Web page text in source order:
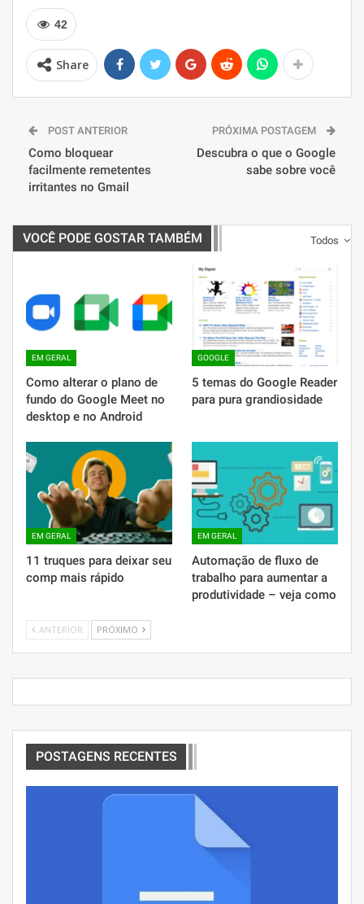
42
Share
POST ANTERIOR
Como bloquear
facilmente remetentes
irritantes no Gmail
PRÓXIMA POSTAGEM
Descubra o que o Google
sabe sobre você
Todos
VOCÊ PODE GOSTAR TAMBÉM
EM GERAL
Como alterar o plano de
fundo do Google Meet no
desktop e no Android
GOOGLE
5 temas do Google Reader
para pura grandiosidade
EM GERAL
11 truques para deixar seu
comp mais rápido
EM GERAL
Automação de fluxo de
trabalho para aumentar a
produtividade – veja como
ANTERIOR PRÓXIMO
POSTAGENS RECENTES